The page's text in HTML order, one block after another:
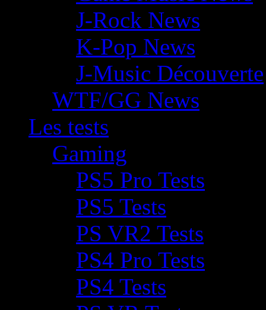
J-Rock News
K-Pop News
J-Music Découverte
WTF/GG News
Les tests
Gaming
PS5 Pro Tests
PS5 Tests
PS VR2 Tests
PS4 Pro Tests
PS4 Tests